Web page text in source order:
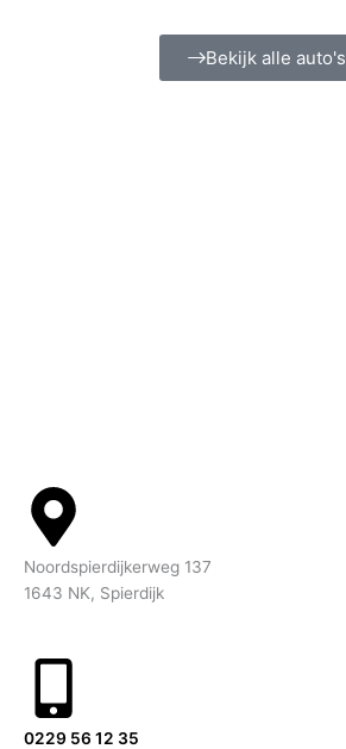
Bekijk alle auto's
Noordspierdijkerweg 137
1643 NK, Spierdijk
0229 56 12 35